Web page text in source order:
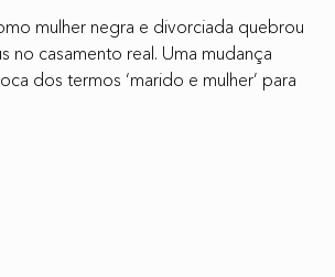
mulher negra e divorciada quebrou
no casamento real. Uma mudança
dos termos ‘marido e mulher’ para